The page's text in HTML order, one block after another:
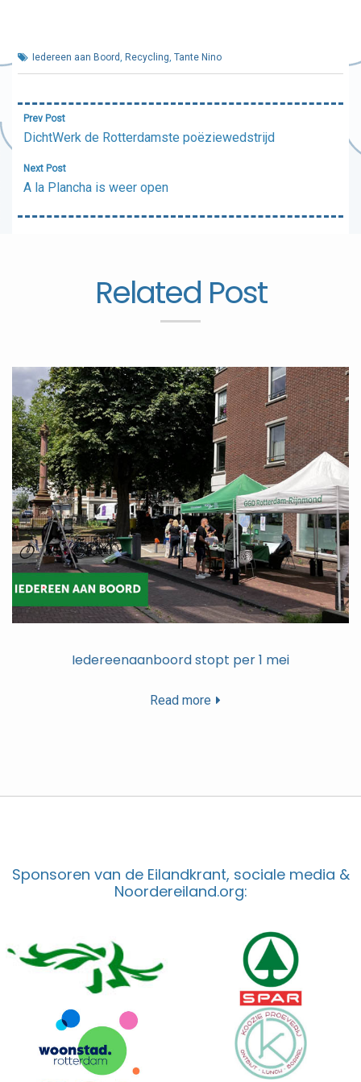
Iedereen aan Boord, Recycling, Tante Nino
Bericht
navigatie
Prev Post
DichtWerk de Rotterdamste poëziewedstrijd
Next Post
A la Plancha is weer open
Related Post
Iedereenaanboord stopt per 1 mei
Read more
Sponsoren van de Eilandkrant, sociale media &
Noordereiland.org: